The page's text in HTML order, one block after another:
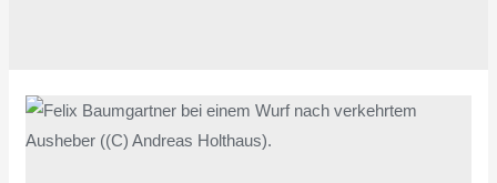
Angerer
Ringer